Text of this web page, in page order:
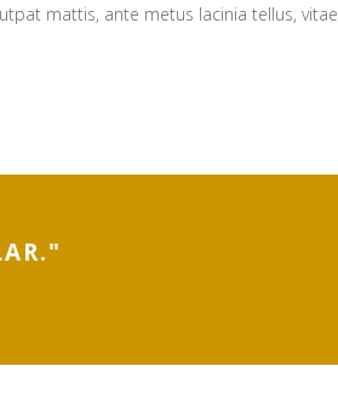
mattis, ante metus lacinia tellus, vitae